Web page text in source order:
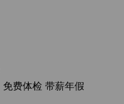
免费体检 带薪年假